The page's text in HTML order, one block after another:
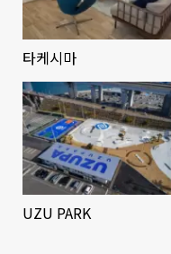
타케시마
UZU PARK